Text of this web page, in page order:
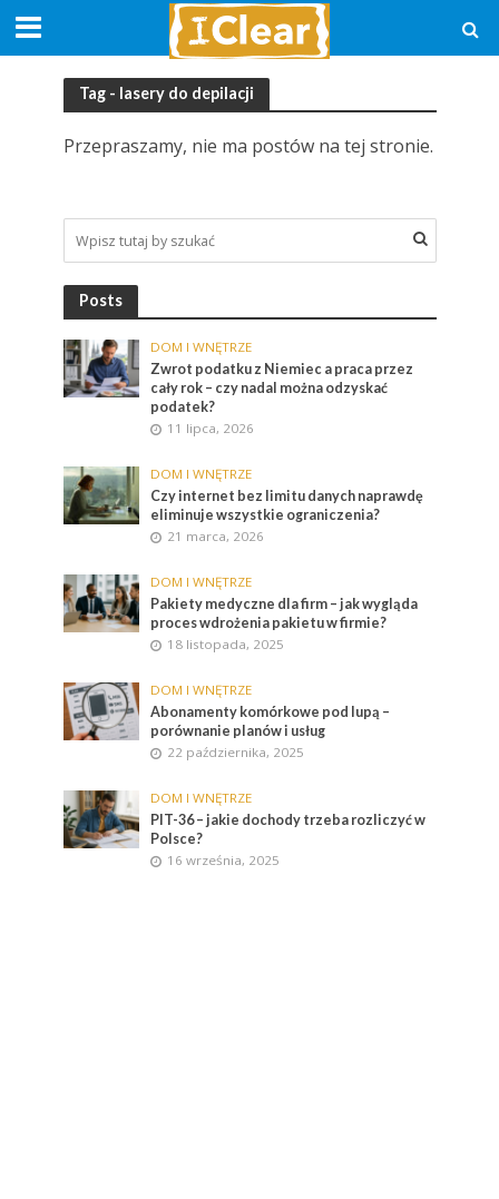
Tag - lasery do depilacji
Przepraszamy, nie ma postów na tej stronie.
Posts
DOM I WNĘTRZE
Zwrot podatku z Niemiec a praca przez
cały rok – czy nadal można odzyskać
podatek?
11 lipca, 2026
DOM I WNĘTRZE
Czy internet bez limitu danych naprawdę
eliminuje wszystkie ograniczenia?
21 marca, 2026
DOM I WNĘTRZE
Pakiety medyczne dla firm – jak wygląda
proces wdrożenia pakietu w firmie?
18 listopada, 2025
DOM I WNĘTRZE
Abonamenty komórkowe pod lupą –
porównanie planów i usług
22 października, 2025
DOM I WNĘTRZE
PIT-36 – jakie dochody trzeba rozliczyć w
Polsce?
16 września, 2025